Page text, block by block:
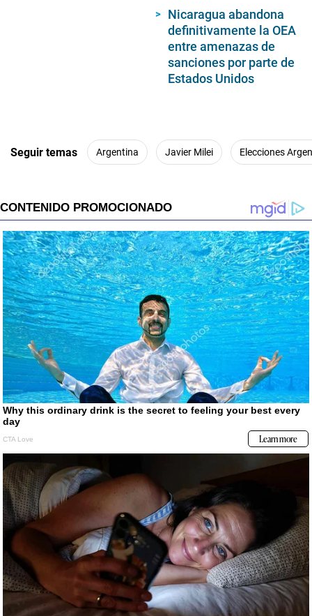
Nicaragua abandona
definitivamente la OEA
entre amenazas de
sanciones por parte de
Estados Unidos
Seguir temas Argentina Javier Milei Elecciones